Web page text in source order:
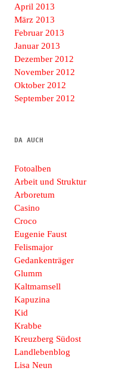
April 2013
März 2013
Februar 2013
Januar 2013
Dezember 2012
November 2012
Oktober 2012
September 2012
DA AUCH
Fotoalben
Arbeit und Struktur
Arboretum
Casino
Croco
Eugenie Faust
Felismajor
Gedankenträger
Glumm
Kaltmamsell
Kapuzina
Kid
Krabbe
Kreuzberg Südost
Landlebenblog
Lisa Neun